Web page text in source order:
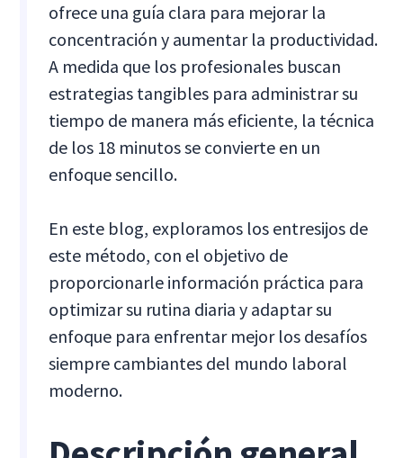
ofrece una guía clara para mejorar la
concentración y aumentar la productividad.
A medida que los profesionales buscan
estrategias tangibles para administrar su
tiempo de manera más eficiente, la técnica
de los 18 minutos se convierte en un
enfoque sencillo.
En este blog, exploramos los entresijos de
este método, con el objetivo de
proporcionarle información práctica para
optimizar su rutina diaria y adaptar su
enfoque para enfrentar mejor los desafíos
siempre cambiantes del mundo laboral
moderno.